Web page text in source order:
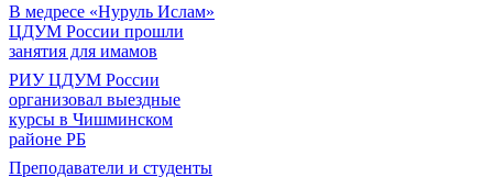
В медресе «Нуруль Ислам»
ЦДУМ России прошли
занятия для имамов
РИУ ЦДУМ России
организовал выездные
курсы в Чишминском
районе РБ
Преподаватели и студенты